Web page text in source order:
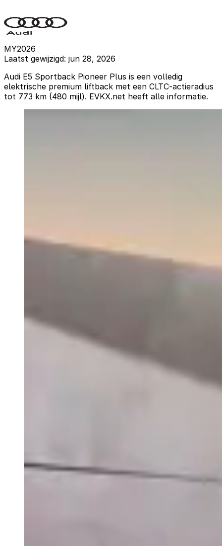
MY2026
Laatst gewijzigd: jun 28, 2026
Audi E5 Sportback Pioneer Plus is een volledig
elektrische premium liftback met een CLTC-actieradius
tot 773 km (480 mijl). EVKX.net heeft alle informatie.